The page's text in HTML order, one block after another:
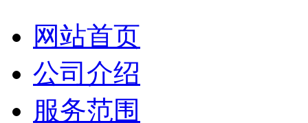
网站首页
公司介绍
服务范围